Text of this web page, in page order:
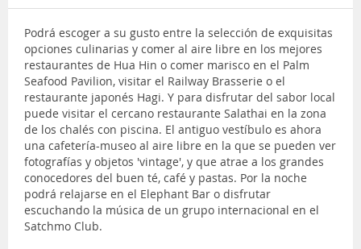
Podrá escoger a su gusto entre la selección de exquisitas
opciones culinarias y comer al aire libre en los mejores
restaurantes de Hua Hin o comer marisco en el Palm
Seafood Pavilion, visitar el Railway Brasserie o el
restaurante japonés Hagi. Y para disfrutar del sabor local
puede visitar el cercano restaurante Salathai en la zona
de los chalés con piscina. El antiguo vestíbulo es ahora
una cafetería-museo al aire libre en la que se pueden ver
fotografías y objetos 'vintage', y que atrae a los grandes
conocedores del buen té, café y pastas. Por la noche
podrá relajarse en el Elephant Bar o disfrutar
escuchando la música de un grupo internacional en el
Satchmo Club.